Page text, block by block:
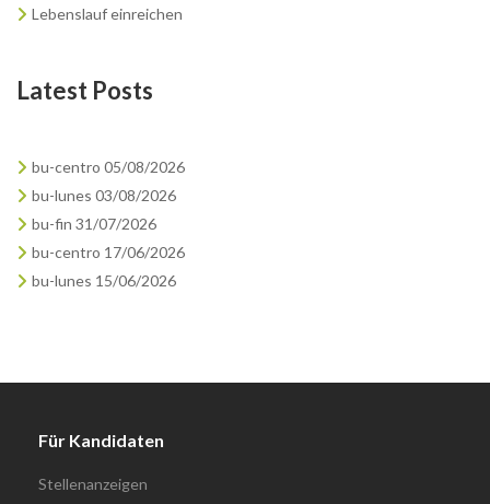
Lebenslauf einreichen
Latest Posts
bu-centro 05/08/2026
bu-lunes 03/08/2026
bu-fin 31/07/2026
bu-centro 17/06/2026
bu-lunes 15/06/2026
Für Kandidaten
Stellenanzeigen